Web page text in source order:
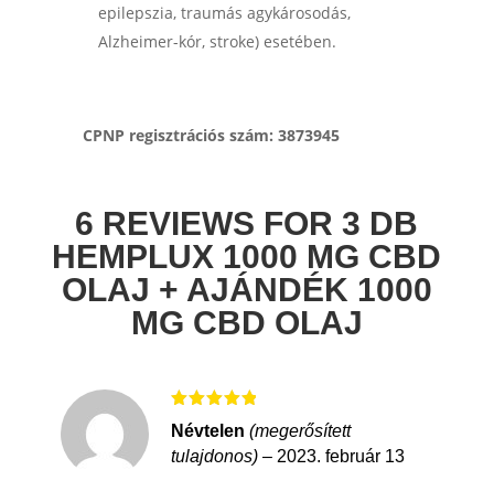
epilepszia, traumás agykárosodás,
Alzheimer-kór, stroke) esetében.
CPNP regisztrációs szám: 3873945
6 REVIEWS FOR3 DB
HEMPLUX 1000 MG CBD
OLAJ + AJÁNDÉK 1000
MG CBD OLAJ
Értékelés:
5/ 5
Névtelen (megerősített
tulajdonos) – 2023. február 13